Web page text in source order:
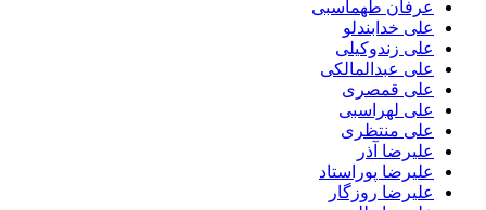
عرفان طهماسبی
علی خدابندلو
علی زندوکیلی
علی عبدالمالکی
علی قمصری
علی لهراسبی
علی منتظری
علیرضا آذر
علیرضا پوراستاد
علیرضا روزگار